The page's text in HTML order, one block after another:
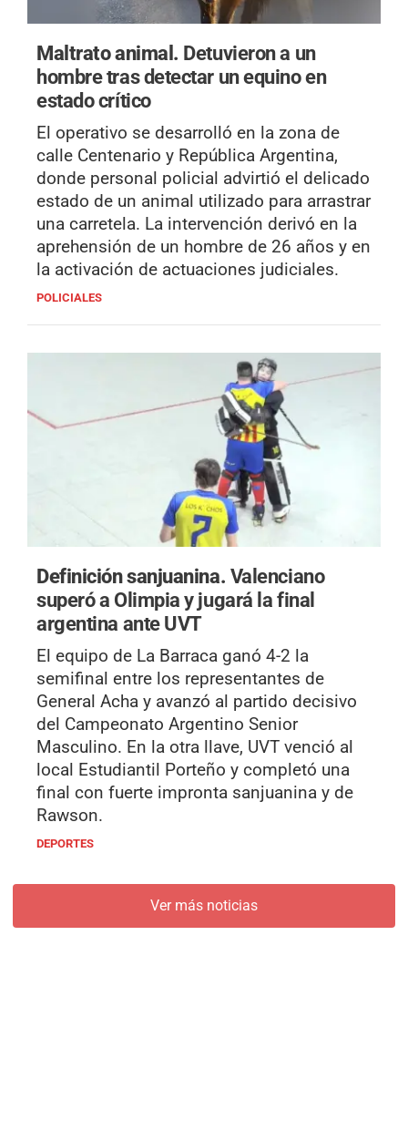
Maltrato animal. Detuvieron a un
hombre tras detectar un equino en
estado crítico
El operativo se desarrolló en la zona de
calle Centenario y República Argentina,
donde personal policial advirtió el delicado
estado de un animal utilizado para arrastrar
una carretela. La intervención derivó en la
aprehensión de un hombre de 26 años y en
la activación de actuaciones judiciales.
POLICIALES
Definición sanjuanina. Valenciano
superó a Olimpia y jugará la final
argentina ante UVT
El equipo de La Barraca ganó 4-2 la
semifinal entre los representantes de
General Acha y avanzó al partido decisivo
del Campeonato Argentino Senior
Masculino. En la otra llave, UVT venció al
local Estudiantil Porteño y completó una
final con fuerte impronta sanjuanina y de
Rawson.
DEPORTES
Ver más noticias